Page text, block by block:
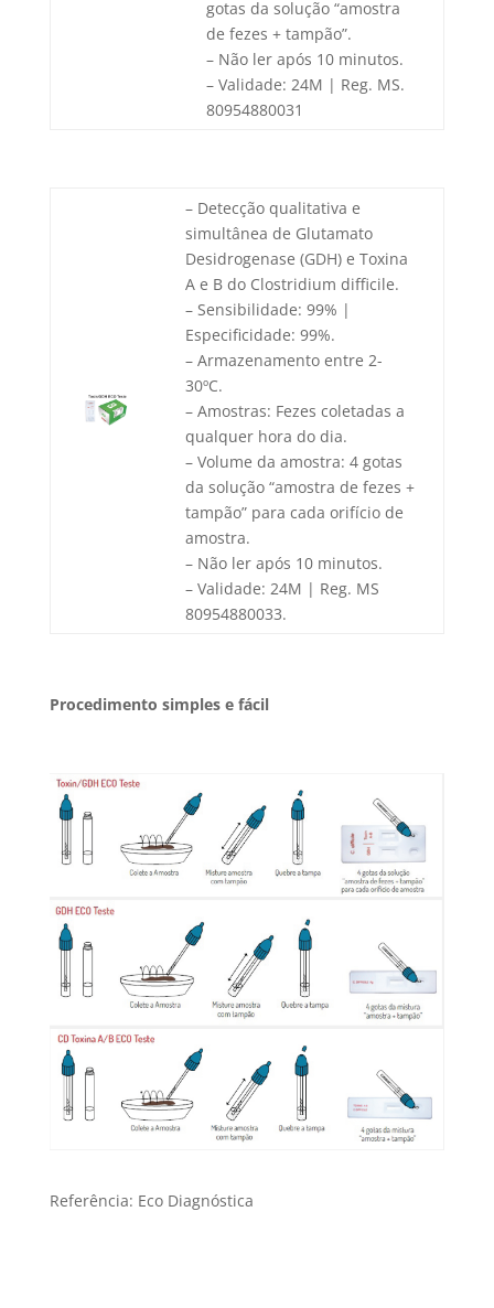
gotas da solução “amostra
de fezes + tampão”.
– Não ler após 10 minutos.
– Validade: 24M | Reg. MS.
80954880031
– Detecção qualitativa e
simultânea de Glutamato
Desidrogenase (GDH) e Toxina
A e B do Clostridium difficile.
– Sensibilidade: 99% |
Especificidade: 99%.
– Armazenamento entre 2-
30ºC.
– Amostras: Fezes coletadas a
qualquer hora do dia.
– Volume da amostra: 4 gotas
da solução “amostra de fezes +
tampão” para cada orifício de
amostra.
– Não ler após 10 minutos.
– Validade: 24M | Reg. MS
80954880033.
Procedimento simples e fácil
Referência: Eco Diagnóstica